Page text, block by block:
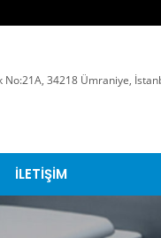
34218 Ümraniye,
İLETİŞİM